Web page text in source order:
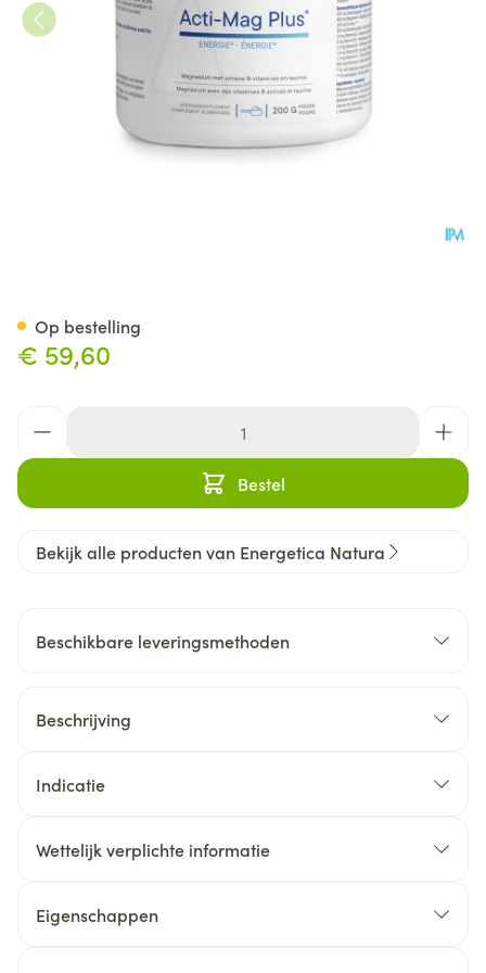
€ 59,60
Bestel
Op bestelling
Bekijk alle producten van Energetica Natura
Beschikbare leveringsmethoden
Beschrijving
Indicatie
Wettelijk verplichte informatie
Eigenschappen